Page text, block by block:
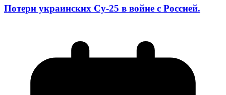
Потери украинских Су-25 в войне с Россией.